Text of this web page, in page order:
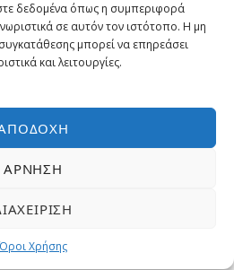
δεδομένα όπως η συμπεριφορά
σε αυτόν τον ιστότοπο. Η μη
μπορεί να επηρεάσει
και λειτουργίες.
ΆΡΝΗΣΗ
Όροι Χρήσης